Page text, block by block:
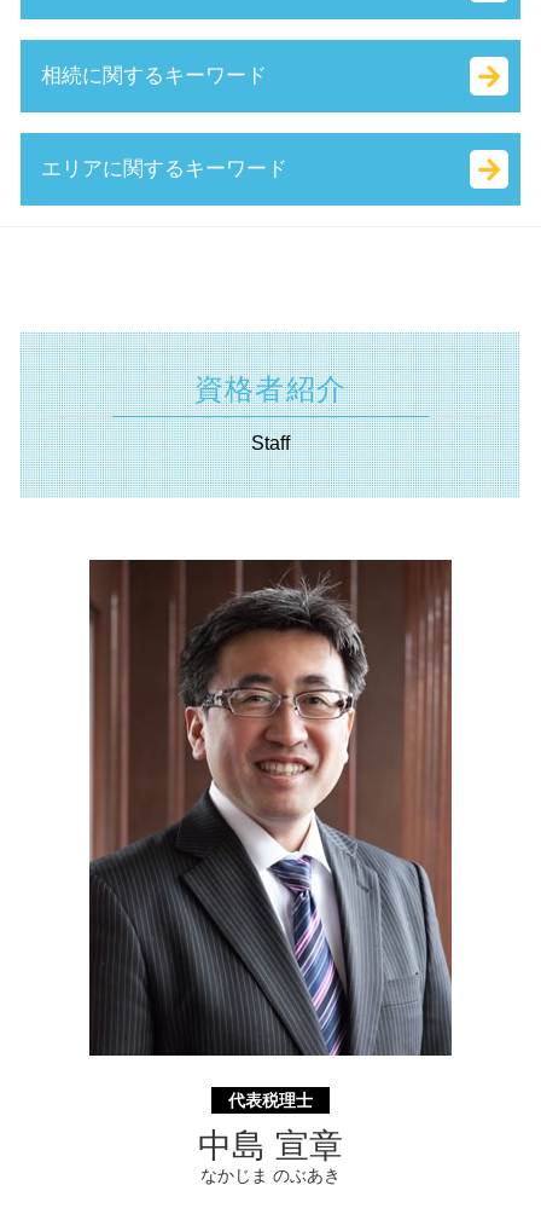
生産性向上設備投資促進税制 とは
財務 分析
認定 支援 機関 検索
持続的発展
中小企業庁 認定 支援機関
経営革新等支援機関 申請
法人化 メリット
法人化 費用
定款 事業 目的 とは
株式会社 資本金 最低
個人事業主 法人成り
合同 会社 資本金
法人化 手続き
個人事業主 法人化 タイミング
合同会社 資金調達
事業承継補助金 とは
創業補助金 とは
人材確保等支援助成金 とは
助成金 種類
補助金 とは
補助金 交付申請書 とは
ものづくり補助金 対象
特定求職者雇用開発助成金 とは
履歴事項全部証明書 とは
中小 企業 助成金
資本 参加
m & a とは
中小企業庁 事業承継
事業 承継 とは
自己 株式 とは
株式 交換 とは
企業 合併
特別 決議
資本 提携 とは
簡易 分割
会社 分割
事業承継税制 わかりやすく
相続に関するキーワード
抵当権設定 登記
遺言書 効力 期間
相続 税率
相続 種類
相続税 調査
相続 基礎 控除
相続法 改正
生命 保険 相続
相続 兄弟
限定承認 とは
相続 確定申告
エリアに関するキーワード
補助金申請 横須賀市 税理士
相続 埼玉県 税理士
相続 川崎市 税理士
相続 神奈川県 税理士
補助金申請 静岡県 相談
補助金申請 川崎市 相談
事業承継 静岡県 税理士
遺言書 東京都 相談
起業支援 神奈川県 相談
資金調達 埼玉県 税理士
起業支援 静岡県 相談
事業承継 東京都 相談
資金調達 神奈川県 税理士
事業承継 神奈川県 相談
資格者紹介
Staff
代表税理士
中島 宣章
なかじま のぶあき